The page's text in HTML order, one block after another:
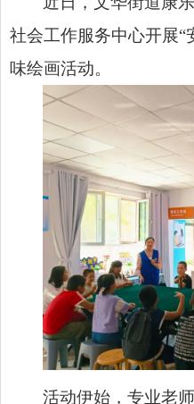
社会工作服务中心开展“
味绘画活动。
活动伊始，专业老